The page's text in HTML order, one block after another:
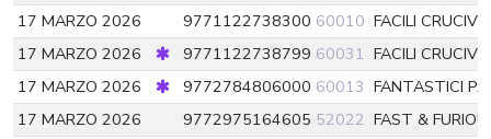
17 MARZO 2026
9771122738300 60010 FACILI
17 MARZO 2026
9771122738799 60031 FACILI
17 MARZO 2026
9772784806000 60013 FANTASTICI
17 MARZO 2026
9772975164605 52022 FAST &